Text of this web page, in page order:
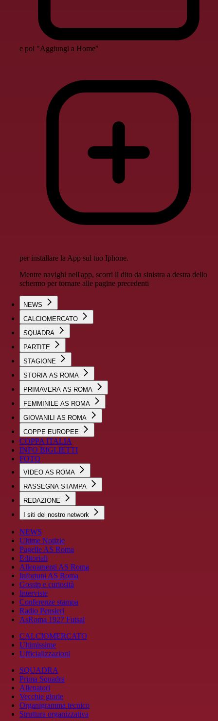
e poi "Aggiungi a Home"
per installare la App sul tuo Iphone.
Mentre navighi nell'app, scorri il dito da sinistra a destra dello
schermo per tornare alle pagine precedenti
NEWS
CALCIOMERCATO
SQUADRA
PARTITE
STAGIONE
STORIA AS ROMA
PRIMAVERA AS ROMA
FEMMINILE AS ROMA
GIOVANILI AS ROMA
COPPE EUROPEE
COPPA ITALIA
INFO BIGLIETTI
FOTO
VIDEO AS ROMA
RASSEGNA STAMPA
REDAZIONE
I siti del nostro network
NEWS
Ultime Notizie
Pagelle AS Roma
Editoriali
Allenamenti AS Roma
Infortuni AS Roma
Gossip e curiosità
Interviste
Conferenze stampa
Radio Pensieri
AsRoma 1927 Futsal
CALCIOMERCATO
Ultimissime
Ufficializzazioni
SQUADRA
Prima Squadra
Allenatori
Vecchie glorie
Organigramma tecnico
Struttura organizzativa